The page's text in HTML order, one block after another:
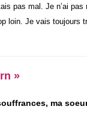
pas mal. Je n’ai pas
loin. Je vais toujours
»
ma